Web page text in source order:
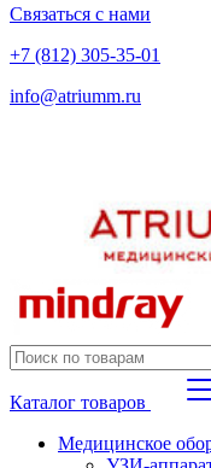
Связаться с нами
+7 (812) 305-35-01
info@atriumm.ru
Каталог товаров
Медицинское